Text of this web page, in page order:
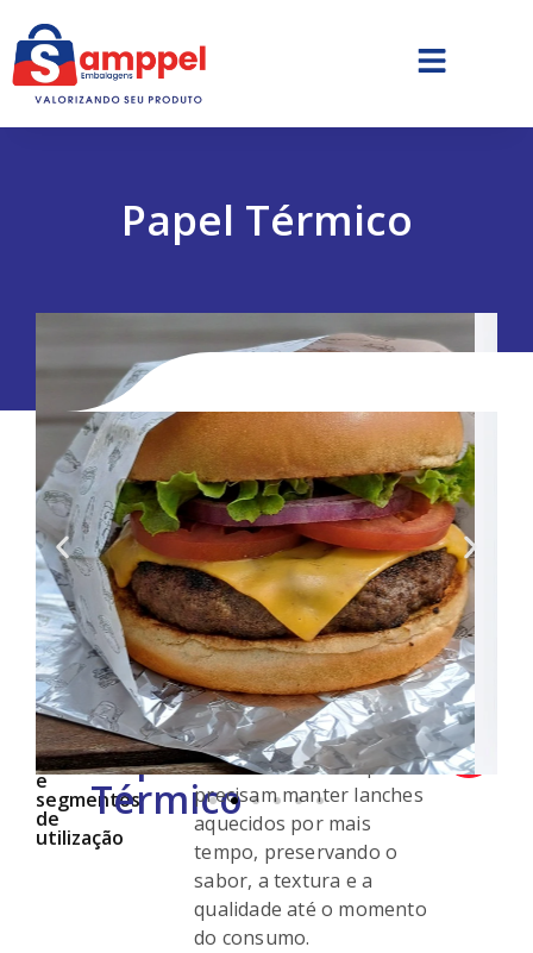
Papel Térmico
O
que
são,
tamanhos
e
segmentos
de
utilização
Sobre
Papel
Térmico
Os papéis térmicos para
alimentos são ideais para
estabelecimentos que
precisam manter lanches
aquecidos por mais
tempo, preservando o
sabor, a textura e a
qualidade até o momento
do consumo.
ORÇAR COM